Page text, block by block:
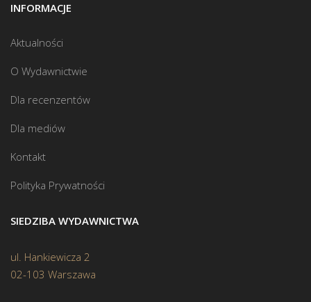
INFORMACJE
Aktualności
O Wydawnictwie
Dla recenzentów
Dla mediów
Kontakt
Polityka Prywatności
SIEDZIBA WYDAWNICTWA
ul. Hankiewicza 2
02-103 Warszawa